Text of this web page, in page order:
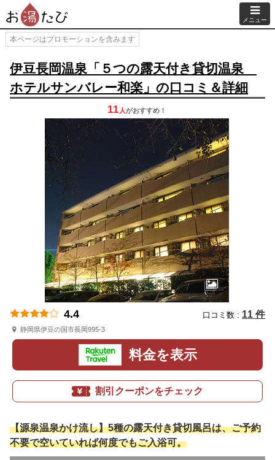
メニュー
本ページはプロモーションを含みます
伊豆長岡温泉「５つの露天付き貸切温泉
ホテルサンバレー和楽」の口コミ＆詳細
11 人がおすすめ！
4.4 口コミ数 : 11 件
静岡県伊豆の国市長岡995-3
料金を表示
割引クーポンをチェック
【源泉温泉かけ流し】5種の露天付き貸切風呂は、ご予約
不要で空いていれば何度でもご入浴可。